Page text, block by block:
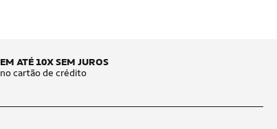
EM ATÉ 10X SEM JUROS
no cartão de crédito